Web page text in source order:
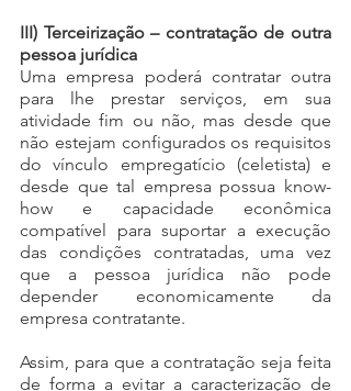
III) Terceirização – contratação de outra
pessoa jurídica
Uma empresa poderá contratar outra
para lhe prestar serviços, em sua
atividade fim ou não, mas desde que
não estejam configurados os requisitos
do vínculo empregatício (celetista) e
desde que tal empresa possua know-
how e capacidade econômica
compatível para suportar a execução
das condições contratadas, uma vez
que a pessoa jurídica não pode
depender economicamente da
empresa contratante.
Assim, para que a contratação seja feita
de forma a evitar a caracterização de